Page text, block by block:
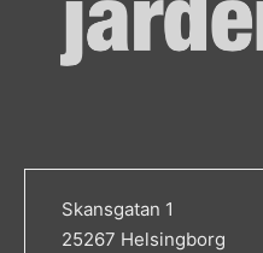
Skansgatan 1
25267 Helsingborg